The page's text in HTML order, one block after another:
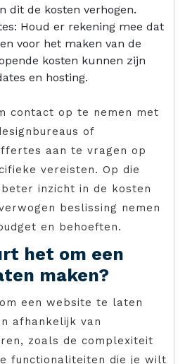
dit de kosten verhogen.
Houd er rekening mee dat
voor het maken van de
kosten kunnen zijn
en hosting.
contact op te nemen met
of
aan te vragen op
vereisten. Op die
inzicht in de kosten
beslissing nemen
en behoeften.
het om een
maken?
een website te laten
afhankelijk van
zoals de complexiteit
functionaliteiten die je wilt